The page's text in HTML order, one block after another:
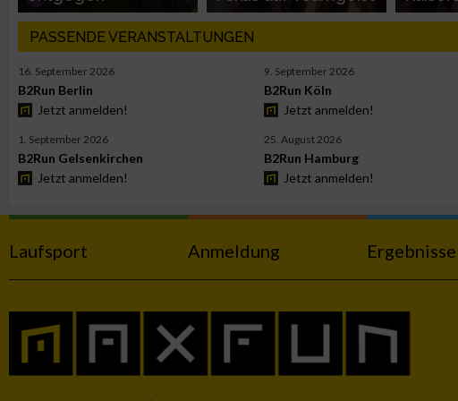
PASSENDE VERANSTALTUNGEN
16. September 2026
B2Run Berlin
Jetzt anmelden!
9. September 2026
B2Run Köln
Jetzt anmelden!
1. September 2026
B2Run Gelsenkirchen
Jetzt anmelden!
25. August 2026
B2Run Hamburg
Jetzt anmelden!
Laufsport Anmeldung Ergebnisse
Funktional
Werbung